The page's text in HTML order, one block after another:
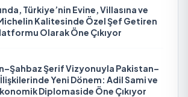
Türkiye’nin Evine, Villasına ve
Kalitesinde Özel Şef Getiren
Olarak Öne Çıkıyor
Şerif Vizyonuyla Pakistan–
Yeni Dönem: Adil Sami ve
Diplomaside Öne Çıkıyor